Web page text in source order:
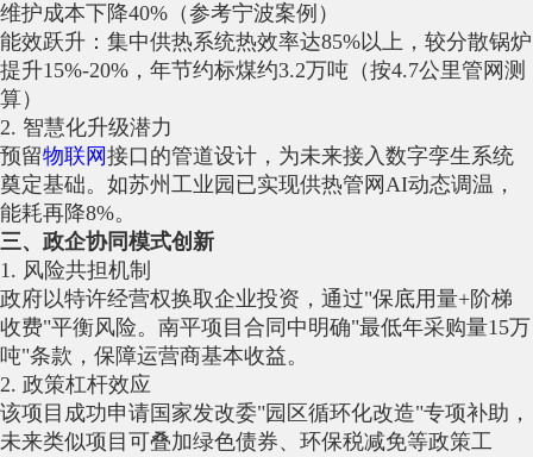
维护成本下降40%（参考宁波案例）
能效跃升‌：集中供热系统热效率达85%以上，较分散锅炉
提升15%-20%，年节约标煤约3.2万吨（按4.7公里管网测
算）
2. 智慧化升级潜力‌
预留物联网 接口的管道设计，为未来接入数字孪生系统
奠定基础。如苏州工业园已实现供热管网AI动态调温，
能耗再降8%。
三、政企协同模式创新
1. 风险共担机制‌
政府以特许经营权换取企业投资，通过"保底用量+阶梯
收费"平衡风险。南平项目合同中明确"最低年采购量15万
吨"条款，保障运营商基本收益。
2. 政策杠杆效应‌
该项目成功申请国家发改委"园区循环化改造"专项补助，
未来类似项目可叠加绿色债券、环保税减免等政策工